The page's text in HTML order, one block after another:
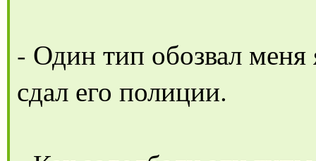
- Один тип обозвал меня
сдал его полиции.